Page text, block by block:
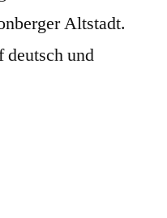
Altstadt.
deutsch und